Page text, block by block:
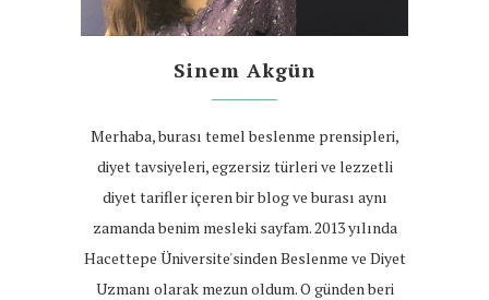
Sinem Akgün
Merhaba, burası temel beslenme prensipleri,
diyet tavsiyeleri, egzersiz türleri ve lezzetli
diyet tarifler içeren bir blog ve burası aynı
zamanda benim mesleki sayfam. 2013 yılında
Hacettepe Üniversite'sinden Beslenme ve Diyet
Uzmanı olarak mezun oldum. O günden beri